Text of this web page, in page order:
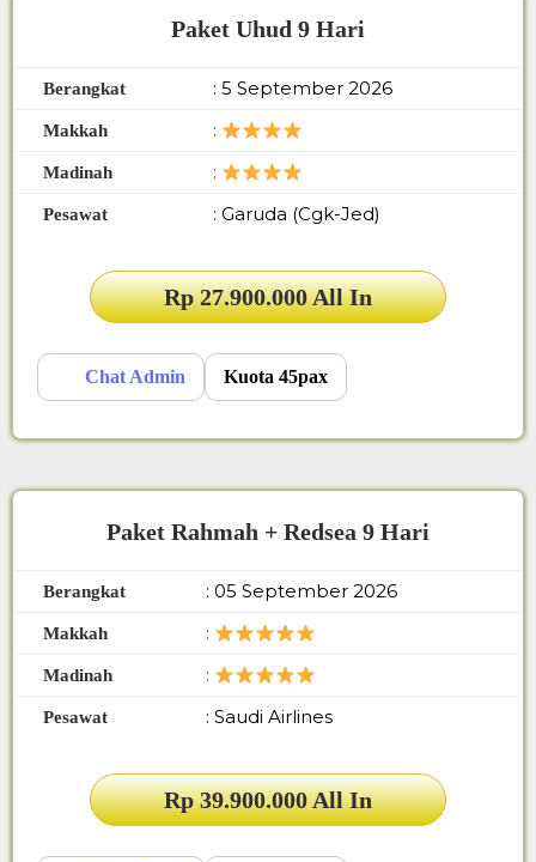
Paket Uhud 9 Hari
Berangkat : 5 September 2026
Makkah :
Madinah :
Pesawat : Garuda (Cgk-Jed)
Rp 27.900.000 All In
Chat Admin Kuota 45pax
Paket Rahmah + Redsea 9 Hari
Berangkat : 05 September 2026
Makkah :
Madinah :
Pesawat : Saudi Airlines
Rp 39.900.000 All In